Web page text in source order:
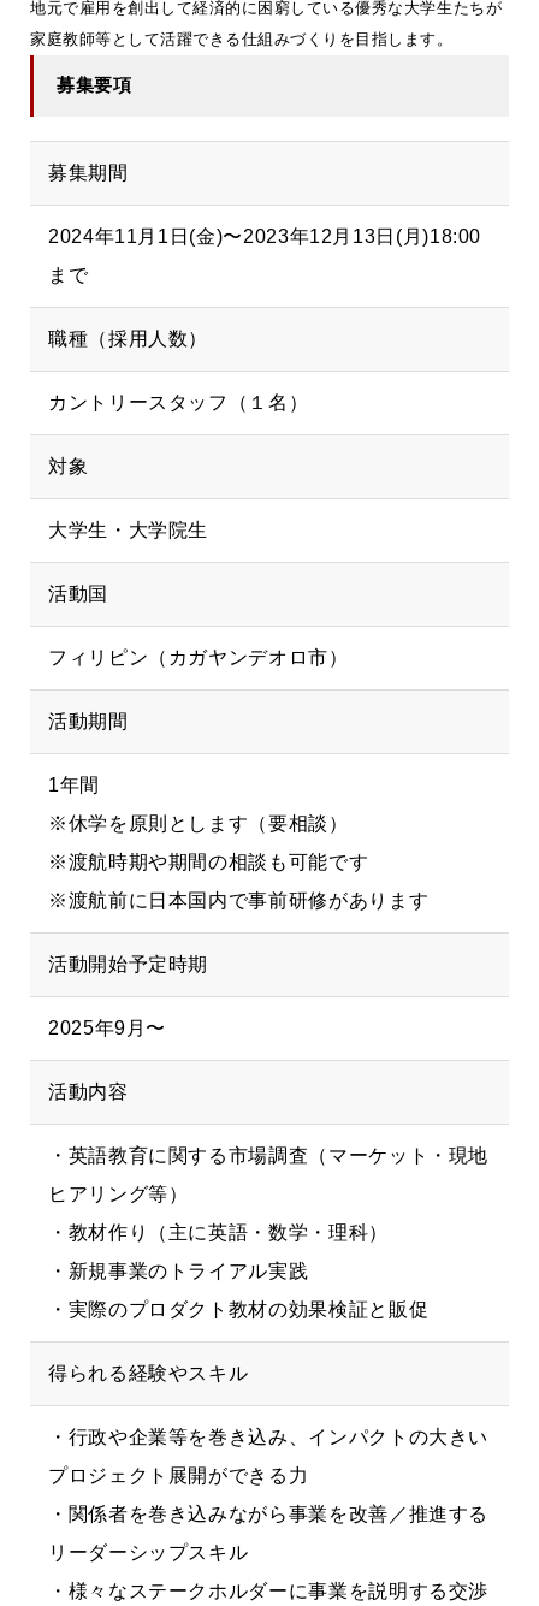
地元で雇用を創出して経済的に困窮している優秀な大学生たちが
家庭教師等として活躍できる仕組みづくりを目指します。
募集要項
募集期間
2024年11月1日(金)〜2023年12月13日(月)18:00
まで
職種（採用人数）
カントリースタッフ（１名）
対象
大学生・大学院生
活動国
フィリピン（カガヤンデオロ市）
活動期間
1年間
※休学を原則とします（要相談）
※渡航時期や期間の相談も可能です
※渡航前に日本国内で事前研修があります
活動開始予定時期
2025年9月〜
活動内容
・英語教育に関する市場調査（マーケット・現地
ヒアリング等）
・教材作り（主に英語・数学・理科）
・新規事業のトライアル実践
・実際のプロダクト教材の効果検証と販促
得られる経験やスキル
・行政や企業等を巻き込み、インパクトの大きい
プロジェクト展開ができる力
・関係者を巻き込みながら事業を改善／推進する
リーダーシップスキル
・様々なステークホルダーに事業を説明する交渉